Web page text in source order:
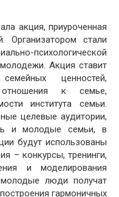
акция, приуроченная
стали
психологической
Акция ставит
ценностей,
отношения к семье,
института семьи.
целевые аудитории,
и молодые семьи, в
будут использованы
– конкурсы, тренинги,
и моделирования
люди получат
гармоничных